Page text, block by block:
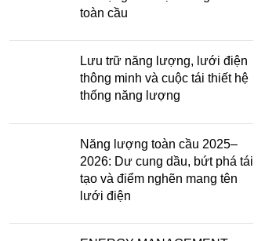
toàn cầu
Lưu trữ năng lượng, lưới điện
thông minh và cuộc tái thiết hệ
thống năng lượng
Năng lượng toàn cầu 2025–
2026: Dư cung dầu, bứt phá tái
tạo và điểm nghẽn mang tên
lưới điện